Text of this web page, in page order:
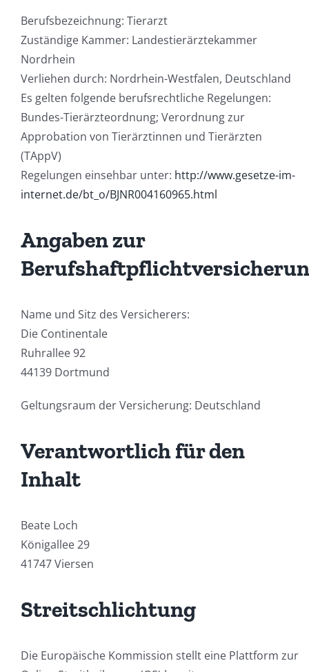
Berufsbezeichnung: Tierarzt
Zuständige Kammer: Landestierärztekammer
Nordrhein
Verliehen durch: Nordrhein-Westfalen, Deutschland
Es gelten folgende berufsrechtliche Regelungen:
Bundes-Tierärzteordnung; Verordnung zur
Approbation von Tierärztinnen und Tierärzten
(TAppV)
Regelungen einsehbar unter: http://www.gesetze-im-
internet.de/bt_o/BJNR004160965.html
Angaben zur
Name und Sitz des Versicherers:
Die Continentale
Ruhrallee 92
44139 Dortmund
Geltungsraum der Versicherung: Deutschland
Verantwortlich für den
Inhalt
Beate Loch
Königallee 29
41747 Viersen
Streitschlichtung
Die Europäische Kommission stellt eine Plattform zur